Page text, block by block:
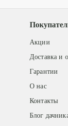
Акции
Доставка и
Гарантии
О нас
Контакты
Блог